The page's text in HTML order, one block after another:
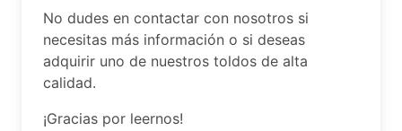
No dudes en contactar con nosotros si
necesitas más información o si deseas
adquirir uno de nuestros toldos de alta
calidad.
¡Gracias por leernos!